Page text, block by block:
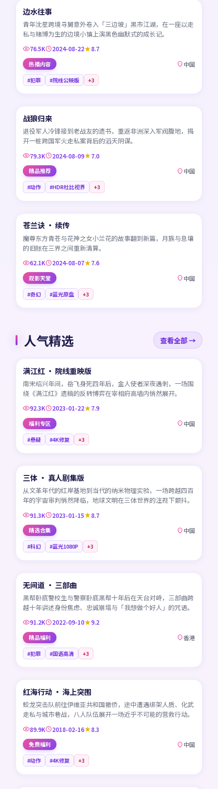
CN
边水往事
青年沈星跨境寻舅意外卷入「三边坡」黑市江湖，在一座以走
私与赌博为生的边境小镇上演黑色幽默式的成长记。
76.5K 2024-08-22 8.7
热播内容 中国
#犯罪 #院线公映版 +3
CN
战狼归来
退役军人冷锋接到老战友的遗书，重返非洲深入军阀腹地，揭
开一桩跨国军火走私案背后的滔天阴谋。
79.3K 2024-08-09 7.0
精品推荐 中国
#动作 #HDR杜比视界 +3
CN
苍兰诀 · 续传
魔尊东方青苍与花神之女小兰花的故事翻到新篇，月族与息壤
的旧账在三界之间重新清算。
62.1K 2024-08-07 7.6
观影天堂 中国
#奇幻 #蓝光原盘 +3
人气精选 查看全部 →
CN
99:34
满江红 · 院线重映版
南宋绍兴年间，岳飞身死四年后，金人使者深夜遇刺，一场围
绕《满江红》遗稿的反转博弈在宰相府高墙内悄然展开。
92.3K 2023-01-22 7.9
福利专区 中国
#悬疑 #4K修复 +3
CN
三体 · 真人剧集版
从文革年代的红岸基地到当代的纳米物理实验，一场跨越四百
年的宇宙审判悄然降临，地球文明在三体世界的注视下颤抖。
91.3K 2023-01-15 8.7
精选合集 中国
#科幻 #蓝光1080P +3
HK
无间道 · 三部曲
黑帮卧底警校生与警察卧底黑帮十年后在天台对峙，三部曲跨
越十年讲述身份焦虑、忠诚崩塌与「我想做个好人」的咒语。
91.2K 2022-09-10 9.2
精品福利 香港
#犯罪 #国语高清 +3
CN
红海行动 · 海上突围
蛟龙突击队前往伊维亚共和国撤侨，途中遭遇绑架人质、化武
走私与城市巷战，八人队伍展开一场近乎不可能的营救行动。
89.9K 2018-02-16 8.3
免费福利 中国
#动作 #4K修复 +3